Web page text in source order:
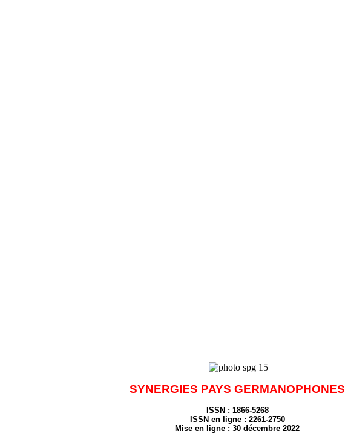
SYNERGIES PAYS GERMANOPHONES
ISSN : 1866-5268
ISSN en ligne : 2261-2750
Mise en ligne : 30 décembre 2022